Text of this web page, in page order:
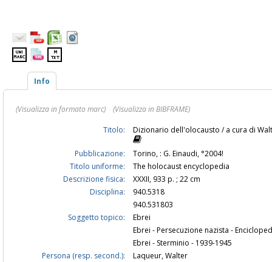
Info
(Visualizza in formato marc)
(Visualizza in BIBFRAME)
Titolo:
Dizionario dell'olocausto / a cura di
Pubblicazione:
Torino, : G. Einaudi, °2004!
Titolo uniforme:
The holocaust encyclopedia
Descrizione fisica:
XXXII, 933 p. ; 22 cm
Disciplina:
940.5318
940.531803
Soggetto topico:
Ebrei
Ebrei - Persecuzione nazista -
Ebrei - Sterminio - 1939-1945
Persona (resp. second.):
Laqueur, Walter